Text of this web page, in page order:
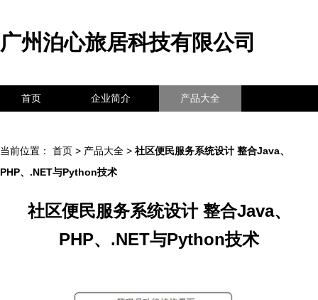
广州泊心旅居科技有限公司
首页 企业简介 产品大全
当前位置： 首页 > 产品大全 > 社区便民服务系统设计 整合Java、
PHP、.NET与Python技术
社区便民服务系统设计 整合Java、
PHP、.NET与Python技术